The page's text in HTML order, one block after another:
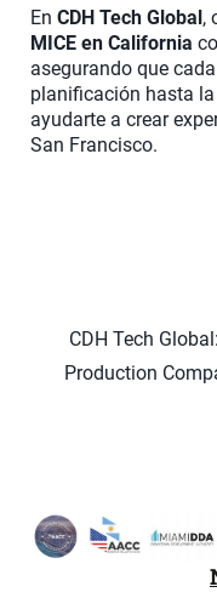
En CDH Tech Global,
MICE en California
asegurando que
planificación hasta
ayudarte a crear
San Francisco.
CDH Tech
Production